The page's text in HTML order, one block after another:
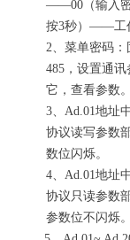
——00（输入
按3秒）——工
2、菜单密码
485，设置通
它，查看参数。
3、Ad.01地址
协议读写参数
数位闪烁。
4、Ad.01地址
协议只读参数
参数位不闪烁。